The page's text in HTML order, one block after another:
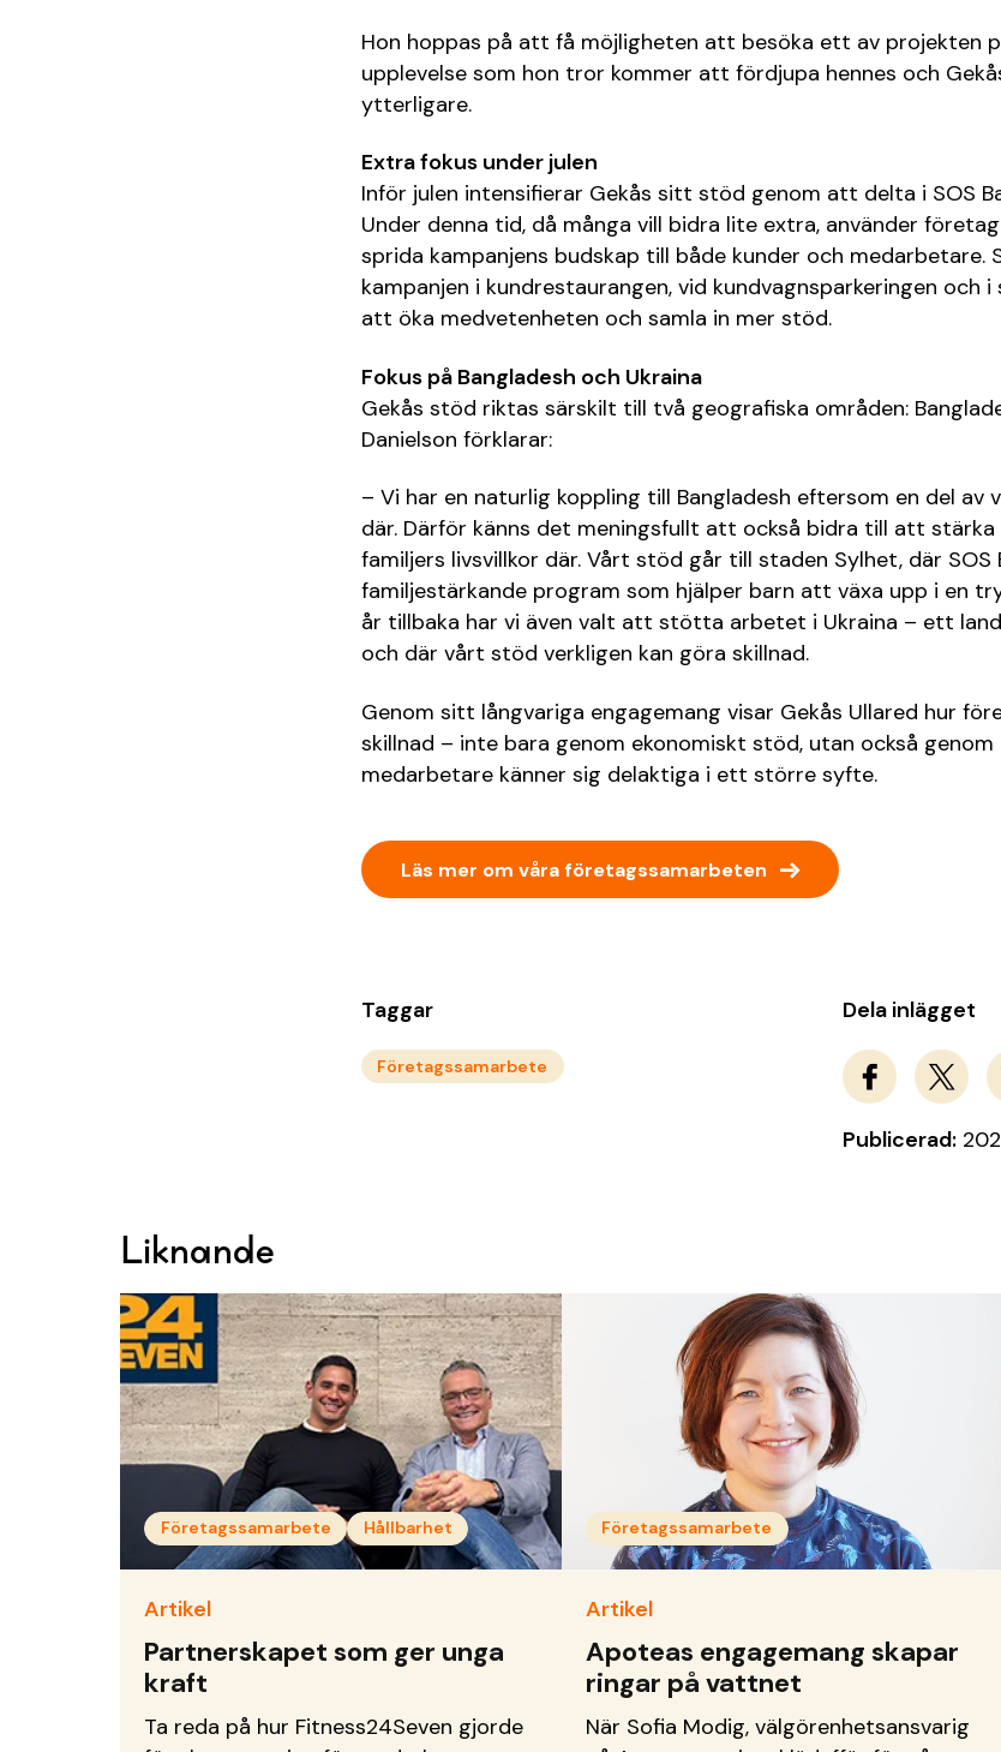
Hon hoppas på att få möjligheten att besöka ett av projekten
upplevelse som hon tror kommer att fördjupa hennes och
ytterligare.
Extra fokus under julen
Inför julen intensifierar Gekås sitt stöd genom att delta i SOS
Under denna tid, då många vill bidra lite extra, använder
sprida kampanjens budskap till både kunder och medarbetare.
kampanjen i kundrestaurangen, vid kundvagnsparkeringen och
att öka medvetenheten och samla in mer stöd.
Fokus på Bangladesh och Ukraina
Gekås stöd riktas särskilt till två geografiska områden:
Danielson förklarar:
– Vi har en naturlig koppling till Bangladesh eftersom en del av
där. Därför känns det meningsfullt att också bidra till att
familjers livsvillkor där. Vårt stöd går till staden Sylhet, där
familjestärkande program som hjälper barn att växa upp i en
år tillbaka har vi även valt att stötta arbetet i Ukraina – ett
och där vårt stöd verkligen kan göra skillnad.
Genom sitt långvariga engagemang visar Gekås Ullared hur
skillnad – inte bara genom ekonomiskt stöd, utan också
medarbetare känner sig delaktiga i ett större syfte.
Läs mer om våra företagssamarbeten →
Taggar
Företagssamarbete
Dela inlägget
Publicerad:
Liknande
Företagssamarbete Hållbarhet
Artikel
Partnerskapet som ger unga
kraft
Ta reda på hur Fitness24Seven gjorde
Företagssamarbete
Artikel
Apoteas engagemang skapar
ringar på vattnet
När Sofia Modig, välgörenhetsansvarig